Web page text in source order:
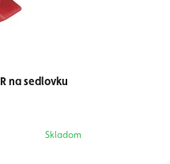
na sedlovku
Skladom